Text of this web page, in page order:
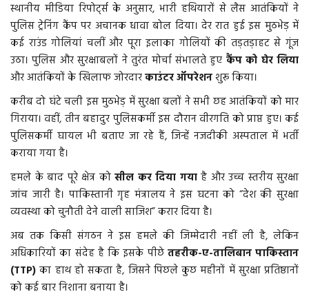
व्यापार/रोजगार
महाराष्ट्र
More
बिहार
संस्कृति, धर्म और आस्था
राशिफल
स्थानीय मीडिया रिपोर्ट्स के अनुसार, भारी हथियारों से लैस आतंकियों ने
पुलिस ट्रेनिंग कैंप पर अचानक धावा बोल दिया। देर रात हुई इस मुठभेड़ में
कई राउंड गोलियां चलीं और पूरा इलाका गोलियों की तड़तड़ाहट से गूंज
उठा। पुलिस और सुरक्षाबलों ने तुरंत मोर्चा संभालते हुए कैंप को घेर लिया
और आतंकियों के खिलाफ जोरदारकाउंटर ऑपरेशनशुरू किया।
करीब दो घंटे चली इस मुठभेड़ में सुरक्षा बलों ने सभी छह आतंकियों को मार
गिराया। वहीं, तीन बहादुर पुलिसकर्मी इस दौरान वीरगति को प्राप्त हुए। कई
पुलिसकर्मी घायल भी बताए जा रहे हैं, जिन्हें नजदीकी अस्पताल में भर्ती
कराया गया है।
हमले के बाद पूरे क्षेत्र को सील कर दिया गयाहै और उच्च स्तरीय सुरक्षा
जांच जारी है। पाकिस्तानी गृह मंत्रालय ने इस घटना को “देश की सुरक्षा
व्यवस्था को चुनौती देने वाली साजिश” करार दिया है।
अब तक किसी संगठन ने इस हमले की जिम्मेदारी नहीं ली है, लेकिन
अधिकारियों का संदेह है कि इसके पीछे तहरीक-ए-तालिबान पाकिस्तान
(TTP) का हाथ हो सकता है, जिसने पिछले कुछ महीनों में सुरक्षा प्रतिष्ठानों
को कई बार निशाना बनाया है।